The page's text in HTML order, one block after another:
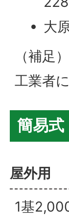
大
（補足
工業者
簡易式
屋外用
1基